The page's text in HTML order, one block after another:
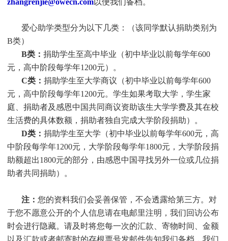
zhangrenjie@owecn.com以便我们备档。
爱心助学类型分为以下几类：（该同学默认捐助类别为
B类）
B类： 捐助学生至高中毕业（初中毕业以前每学年600
元，高中阶段每学年1200元）。
C类： 捐助学生至大学商议（初中毕业以前每学年600
元，高中阶段每学年1200元。 学生如果考取大学， 学生家
庭、捐助者及感恩中国共同商议资助该生大学学费及其在校
生活费的具体数额，捐助者独自完成大学阶段捐助）。
D类： 捐助学生至大学（初中毕业以前每学年600元，高
中阶段每学年1200元，大学阶段每学年1800元，大学阶段捐
助额超出1800元的部分，由感恩中国寻找另外一位或几位捐
助者共同捐助）。
注： 您的资料我们会妥善保管，不会透露给第三方。对
于您不愿意公开的个人信息请在电邮里注明，我们回访公布
时会进行隐藏。请及时将您每一次的汇款、寄物时间、金额